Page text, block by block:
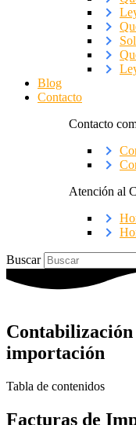
Blog
Contacto
Contacto
Atención al
Buscar
Contabilización
importación
Tabla de contenidos
Facturas de